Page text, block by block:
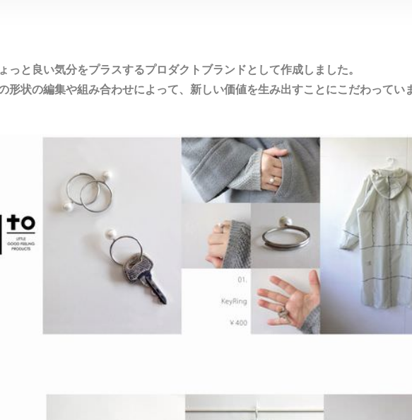
っと良い気分をプラスするプロダクトブランドとして作成しました。
形状の編集や組み合わせによって、新しい価値を生み出すことにこだわってい